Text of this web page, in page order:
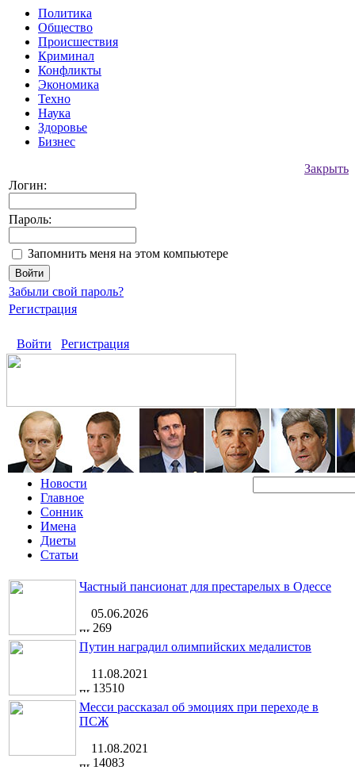
Политика
Общество
Происшествия
Криминал
Конфликты
Экономика
Техно
Наука
Здоровье
Бизнес
Закрыть
Логин:
Пароль:
Запомнить меня на этом компьютере
Забыли свой пароль?
Регистрация
Войти Регистрация
Новости
Главное
Сонник
Имена
Диеты
Статьи
Частный пансионат для престарелых в Одессе
05.06.2026
269
Путин наградил олимпийских медалистов
11.08.2021
13510
Месси рассказал об эмоциях при переходе в
ПСЖ
11.08.2021
14083